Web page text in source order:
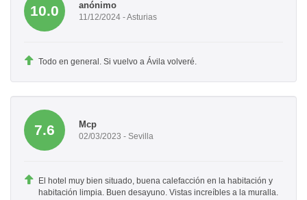
10.0 anónimo
11/12/2024 - Asturias
Todo en general. Si vuelvo a Ávila volveré.
7.6 Mcp
02/03/2023 - Sevilla
El hotel muy bien situado, buena calefacción en la habitación y
habitación limpia. Buen desayuno. Vistas increíbles a la muralla.